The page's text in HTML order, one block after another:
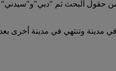
حقول البحث ثم
مدينة وتنتهي في مدينة أخرى بعد